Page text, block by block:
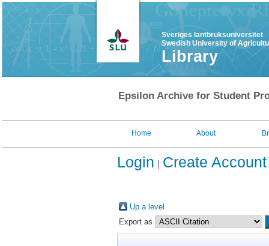
Sveriges lantbruksuniversitet
Swedish University of
Library
Epsilon Archive for Student
Home About
Login Create Account
Up a level
Export as